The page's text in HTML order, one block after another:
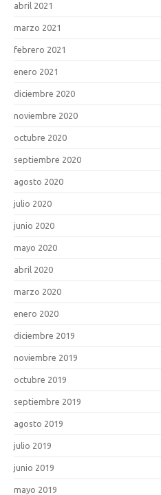
abril 2021
marzo 2021
febrero 2021
enero 2021
diciembre 2020
noviembre 2020
octubre 2020
septiembre 2020
agosto 2020
julio 2020
junio 2020
mayo 2020
abril 2020
marzo 2020
enero 2020
diciembre 2019
noviembre 2019
octubre 2019
septiembre 2019
agosto 2019
julio 2019
junio 2019
mayo 2019